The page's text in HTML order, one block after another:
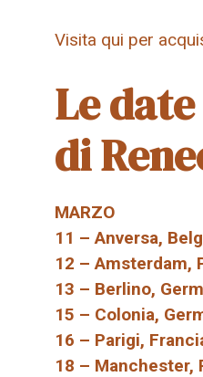
Visita qui per
Le
di
MARZO
11 – Anversa,
12 – Amsterdam,
13 – Berlino,
15 – Colonia,
16 – Parigi,
18 – Manchester,